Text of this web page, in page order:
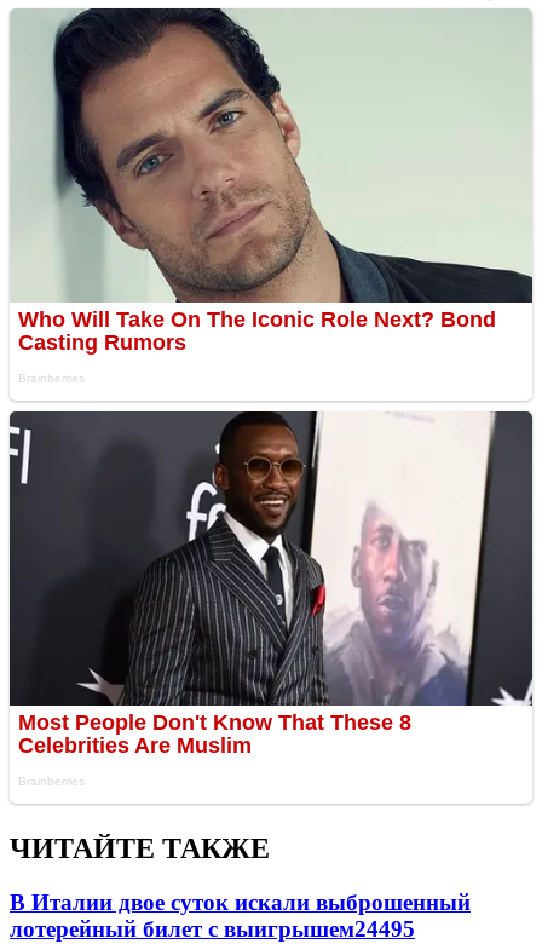
ЧИТАЙТЕ ТАКЖЕ
В Италии двое суток искали выброшенный
лотерейный билет с выигрышем24495